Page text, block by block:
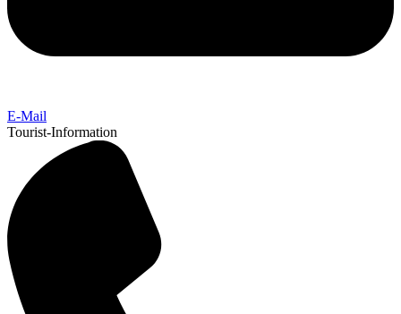
E-Mail
Tourist-Information